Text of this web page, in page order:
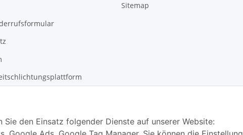
den Einsatz folgender Dienste auf unserer Website:
Sitemap